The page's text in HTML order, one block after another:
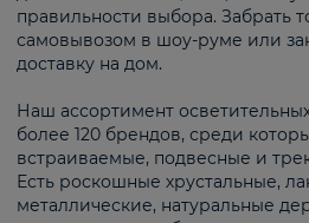
правильности выбора. Забрать
самовывозом в шоу-руме или
доставку на дом.
Наш ассортимент
более 120 брендов, среди
встраиваемые, подвесные и
Есть роскошные хрустальные,
металлические, натуральные